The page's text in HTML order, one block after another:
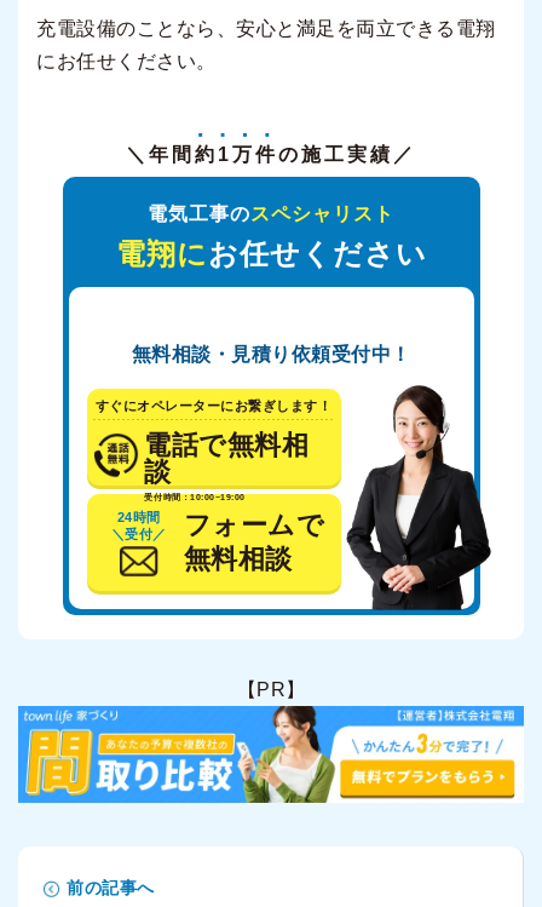
充電設備のことなら、安心と満足を両立できる電翔
にお任せください。
＼年間 約1万件の施工実績／
電気工事のスペシャリスト
電翔にお任せください
無料相談・見積り依頼受付中！
すぐにオペレーターにお繋ぎします！
電話で無料相
談
受付時間：10:00~19:00
24時間
＼受付／
フォームで
無料相談
【PR】
前の記事へ